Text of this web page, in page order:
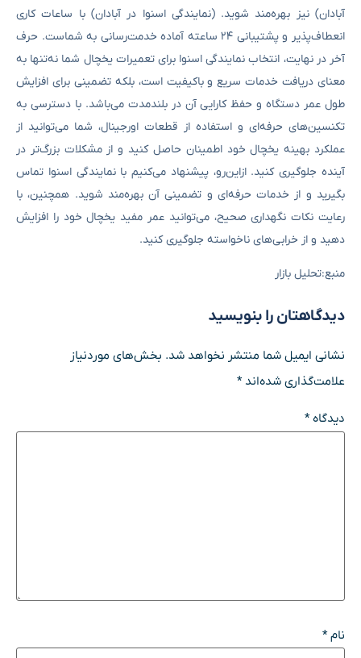
آبادان) نیز بهره‌مند شوید. (نمایندگی اسنوا در آبادان) با ساعات کاری
انعطاف‌پذیر و پشتیبانی ۲۴ ساعته آماده خدمت‌رسانی به شماست. حرف
آخر در نهایت، انتخاب نمایندگی اسنوا برای تعمیرات یخچال شما نه‌تنها به
معنای دریافت خدمات سریع و باکیفیت است، بلکه تضمینی برای افزایش
طول عمر دستگاه و حفظ کارایی آن در بلندمدت می‌باشد. با دسترسی به
تکنسین‌های حرفه‌ای و استفاده از قطعات اورجینال، شما می‌توانید از
عملکرد بهینه یخچال خود اطمینان حاصل کنید و از مشکلات بزرگ‌تر در
آینده جلوگیری کنید. ازاین‌رو، پیشنهاد می‌کنیم با نمایندگی اسنوا تماس
بگیرید و از خدمات حرفه‌ای و تضمینی آن بهره‌مند شوید. همچنین، با
رعایت نکات نگهداری صحیح، می‌توانید عمر مفید یخچال خود را افزایش
دهید و از خرابی‌های ناخواسته جلوگیری کنید.
منبع:تحلیل بازار
دیدگاهتان را بنویسید
نشانی ایمیل شما منتشر نخواهد شد. بخش‌های موردنیاز
علامت‌گذاری شده‌اند*
دیدگاه*
نام*